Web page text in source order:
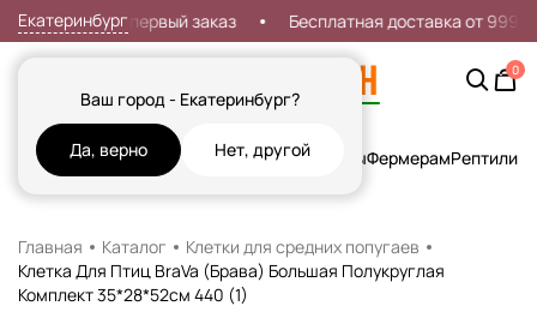
Екатеринбург
Ваш город - Екатеринбург?
Да, верно Нет, другой
Скидка 7% на первый заказ Бесплатная доставка от 999р
0
Кошки СобакиРыбы Грызуны и Хорьки ПтицыФермерамРептилии
Главная Каталог
Клетки для средних попугаев
Клетка Для Птиц BraVa (Брава) Большая Полукруглая
Комплект 35*28*52см 440 (1)